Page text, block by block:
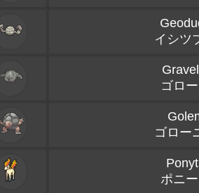
イシツ
ゴロ
ゴロー
ポニ